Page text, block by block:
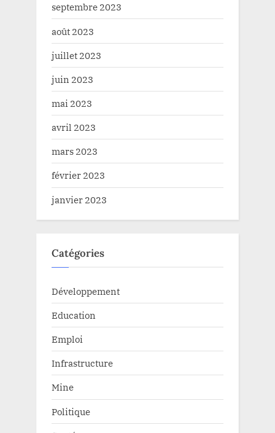
septembre 2023
août 2023
juillet 2023
juin 2023
mai 2023
avril 2023
mars 2023
février 2023
janvier 2023
Catégories
Développement
Education
Emploi
Infrastructure
Mine
Politique